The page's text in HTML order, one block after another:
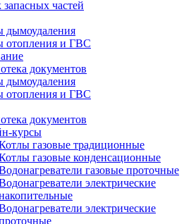
частей
дымоудаления
отопления и ГВС
документов
дымоудаления
отопления и ГВС
документов
курсы
газовые традиционные
газовые конденсационные
газовые проточные
электрические
электрические